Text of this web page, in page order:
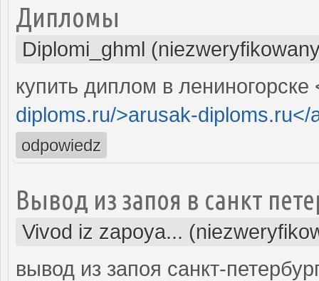
Дипломы
Diplomi_ghml
купить диплом в лениногорске
diploms.ru/>arusak-diploms.ru</
odpowiedz
Вывод из запоя в санкт
Vivod iz zapoya...
вывод из запоя санкт-